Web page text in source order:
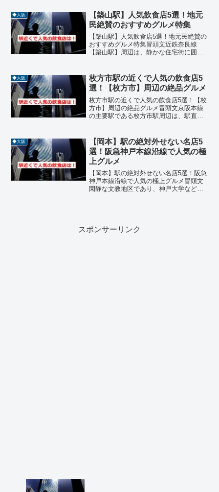
飲食店や隠れ家的なレストランが点在し
ています。今回は【岡本】...
◆大阪
【築山駅】人気飲食店5選！地元
民絶賛のおすすめグルメ特集
【築山駅】人気飲食店5選！地元民絶賛の
おすすめグルメ特集冒頭文近鉄奈良線
【築山駅】周辺は、静かな住宅街に囲ま
歩圏内には、串揚げ、ステーキ、カレ
ー、居酒屋、鉄板料理などジ...
◆大阪
枚方市駅の近くで人気の飲食店5
選！【枚方市】周辺の絶品グルメ
枚方市駅の近くで人気の飲食店5選！【枚
方市】周辺の絶品グルメ冒頭文京阪本線
の主要駅である枚方市駅周辺は、駅直結
す。再開発が進む一方で、かつての宿場
町としての風情を...
◆大阪
【岡本】駅の絶対外せない名店5
選！阪急神戸本線沿線で人気の極
上グルメ
【岡本】駅の絶対外せない名店5選！阪急
神戸本線沿線で人気の極上グルメ冒頭文
閑静な文教地区であり、神戸大学など教
スポンサーリンク